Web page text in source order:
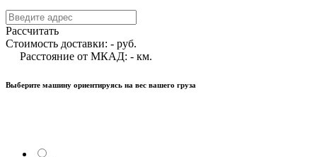
Рассчитать
Стоимость доставки: - руб.
Расстояние от МКАД: - км.
Выберите машину ориентируясь на вес вашего груза